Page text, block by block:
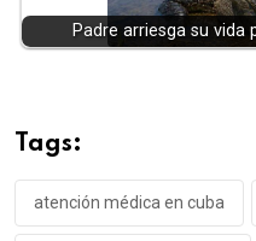
Padre arriesga su vida
Tags:
atención médica en cuba